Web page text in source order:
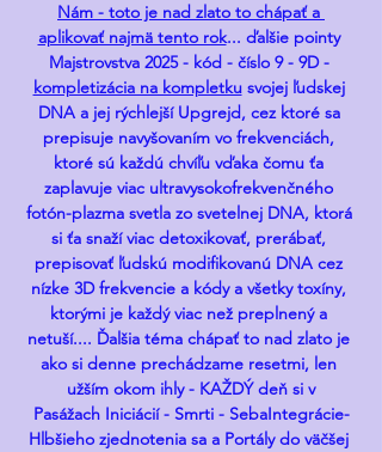
Nám - toto je nad zlato to chápať a
aplikovať najmä tento rok... ďalšie pointy
Majstrovstva 2025 - kód - číslo 9 - 9D -
kompletizácia na kompletku svojej ľudskej
DNA a jej rýchlejší Upgrejd, cez ktoré sa
prepisuje navyšovaním vo frekvenciách,
ktoré sú každú chvíľu vďaka čomu ťa
zaplavuje viac ultravysokofrekvenčného
fotón-plazma svetla zo svetelnej DNA, ktorá
si ťa snaží viac detoxikovať, prerábať,
prepisovať ľudskú modifikovanú DNA cez
nízke 3D frekvencie a kódy a všetky toxíny,
ktorými je každý viac než preplnený a
netuší.... Ďalšia téma chápať to nad zlato je
ako si denne prechádzame resetmi, len
užším okom ihly - KAŽDÝ deň si v
Pasážach Iniciácií - Smrti - SebaIntegrácie-
Hlbšieho zjednotenia sa a Portály do väčšej